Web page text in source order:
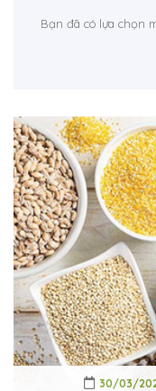
Bạn đã có lựa chọn
30/03/